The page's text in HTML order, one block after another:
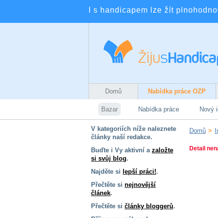
I s handicapem lze žít
Domů Nabídka práce OZP
Bazar Nabídka práce Nový
V kategoriích níže naleznete
články naší redakce.
Buďte i Vy aktivní a založte
si svůj blog.
Najděte si lepší práci!.
Přečtěte si nejnovější
článek.
Přečtěte si články bloggerů.
Domů >
Detail